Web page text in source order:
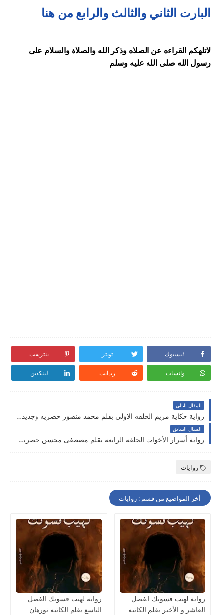
البارت الثاني والثالث والرابع من هنا
لاتلهكم القراءه عن الصلاه وذكر الله والصلاة والسلام على
رسول الله صلى الله عليه وسلم
فيسبوك تويتر بنترست
واتساب ريدايت لينكدين
المقال التالي
رواية حكاية مريم الحلقه الاولى بقلم محمد منصور حصريه وجديده على مدونة النجم المتوهج
المقال السابق
رواية أسرار الأخوات الحلقه الرابعه بقلم مصطفى محسن حصريه وجديده على مدونة النجم المتوهج
روايات
أخر المواضيع من قسم : روايات
رواية لهيب قسوتك الفصل
العاشر و الأخير بقلم الكاتبه
رواية لهيب قسوتك الفصل
التاسع بقلم الكاتبه نورهان